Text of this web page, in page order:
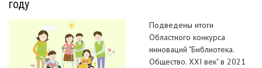
году
Подведены итоги
Областного конкурса
инноваций "Библиотека.
Общество. XXI век" в 2021